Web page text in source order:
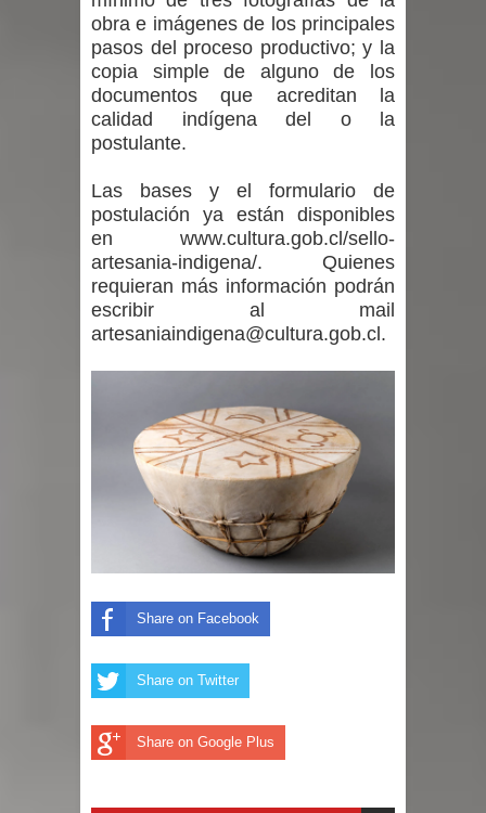
obra e imágenes de los principales
pasos del proceso productivo; y la
copia simple de alguno de los
documentos que acreditan la
calidad indígena del o la
postulante.
Las bases y el formulario de
postulación ya están disponibles
en www.cultura.gob.cl/sello-
artesania-indigena/. Quienes
requieran más información podrán
escribir al mail
artesaniaindigena@cultura.gob.cl.
Share on Facebook
Share on Twitter
Share on Google Plus